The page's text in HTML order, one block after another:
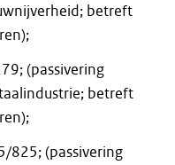
betreft
(passivering
betreft
825; (passivering